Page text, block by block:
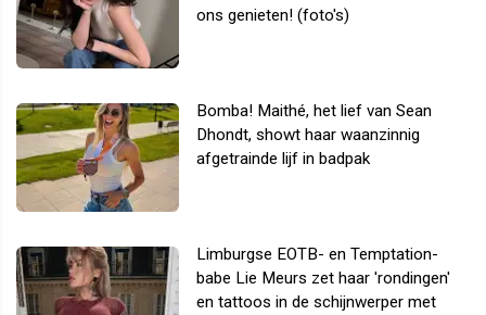
ons genieten! (foto's)
Bomba! Maithé, het lief van Sean
Dhondt, showt haar waanzinnig
afgetrainde lijf in badpak
Limburgse EOTB- en Temptation-
babe Lie Meurs zet haar 'rondingen'
en tattoos in de schijnwerper met